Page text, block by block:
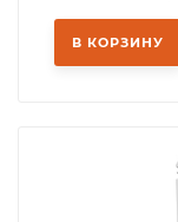
В КОРЗИНУ